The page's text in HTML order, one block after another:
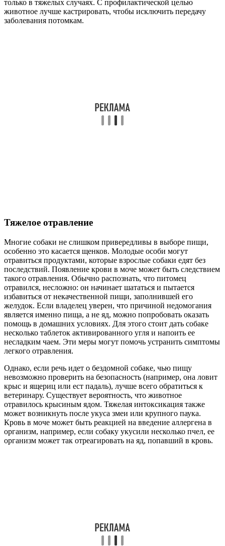
только в тяжелых случаях. С профилактической целью
животное лучше кастрировать, чтобы исключить передачу
заболевания потомкам.
Тяжелое отравление
Многие собаки не слишком привередливы в выборе пищи,
особенно это касается щенков. Молодые особи могут
отравиться продуктами, которые взрослые собаки едят без
последствий. Появление крови в моче может быть следствием
такого отравления. Обычно распознать, что питомец
отравился, несложно: он начинает шататься и пытается
избавиться от некачественной пищи, заполнившей его
желудок. Если владелец уверен, что причиной недомогания
является именно пища, а не яд, можно попробовать оказать
помощь в домашних условиях. Для этого стоит дать собаке
несколько таблеток активированного угля и напоить ее
несладким чаем. Эти меры могут помочь устранить симптомы
легкого отравления.
Однако, если речь идет о бездомной собаке, чью пищу
невозможно проверить на безопасность (например, она ловит
крыс и ящериц или ест падаль), лучше всего обратиться к
ветеринару. Существует вероятность, что животное
отравилось крысиным ядом. Тяжелая интоксикация также
может возникнуть после укуса змеи или крупного паука.
Кровь в моче может быть реакцией на введение аллергена в
организм, например, если собаку укусили несколько пчел, ее
организм может так отреагировать на яд, попавший в кровь.